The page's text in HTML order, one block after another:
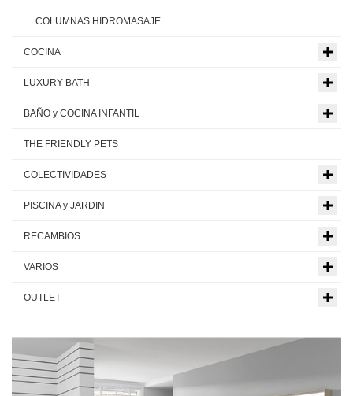
COLUMNAS HIDROMASAJE
COCINA
LUXURY BATH
BAÑO y COCINA INFANTIL
THE FRIENDLY PETS
COLECTIVIDADES
PISCINA y JARDIN
RECAMBIOS
VARIOS
OUTLET